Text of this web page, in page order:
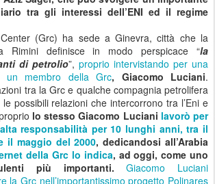
tra gli interessi dell’ENI ed il regime
(Grc) ha sede a Ginevra, città che la
Rimini definisce in modo perspicace “la
di petrolio”, proprio intervistando per una
un membro della Grc, Giacomo Luciani.
tra la Grc e qualche compagnia petrolifera
possibili relazioni che intercorrono tra l’Eni e
lo stesso Giacomo Luciani lavorò per
responsabilità per 10 lunghi anni, tra il
il maggio del 2000, dedicandosi all’Arabia
della Grc lo indica, ad oggi, come uno
più importanti.
Giacomo Luciani
la Grc nell’importantissimo progetto Polinares